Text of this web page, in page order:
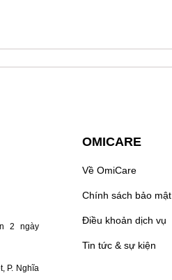
2 ngày
P. Nghĩa
OMICARE
Về OmiCare
Chính sách bảo mật
Điều khoản dịch vụ
Tin tức & sự kiện